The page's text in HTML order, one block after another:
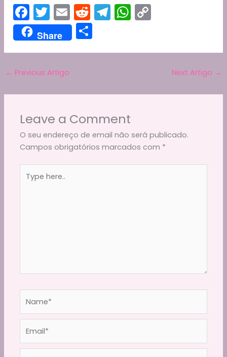
F
a
c
e
b
o
k
T
w
itt
er
E
m
ai
l
R
e
d
di
T
el
gr
m
W
h
ts
p
y
n
Share
h
← Previous Artigo Next Artigo →
Leave a Comment
O seu endereço de email não será publicado.
Campos obrigatórios marcados com *
here..